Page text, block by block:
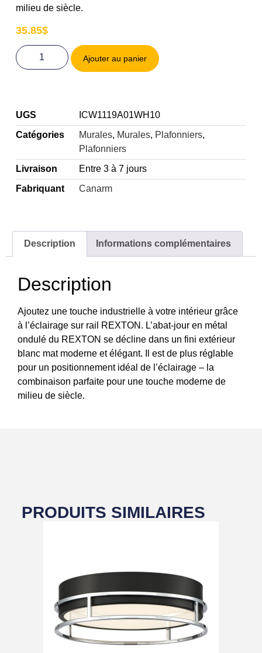
milieu de siècle.
35.85$
Ajouter au panier
UGS
ICW1119A01WH10
Catégories
Murales, Murales, Plafonniers,
Plafonniers
Livraison
Entre 3 à 7 jours
Fabriquant
Canarm
Description Informations complémentaires
Description
Ajoutez une touche industrielle à votre intérieur grâce
à l’éclairage sur rail REXTON. L’abat-jour en métal
ondulé du REXTON se décline dans un fini extérieur
blanc mat moderne et élégant. Il est de plus réglable
pour un positionnement idéal de l’éclairage – la
combinaison parfaite pour une touche moderne de
milieu de siècle.
PRODUITS SIMILAIRES